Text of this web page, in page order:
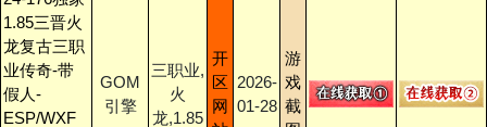
1.85三晋火
龙复古三职
业传奇-带
假人-
ESP/WXF
GOM
引擎
三职业,
火
龙,1.85
开
区
网
2026-
01-28
游
戏
截